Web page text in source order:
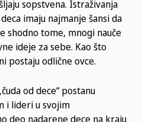
sopstvena. Istraživanja
imaju najmanje šansi da
shodno tome, mnogi nauče
ideje za sebe. Kao što
postaju odlične ovce.
od dece“ postanu
i lideri u svojim
deo nadarene dece na kraju